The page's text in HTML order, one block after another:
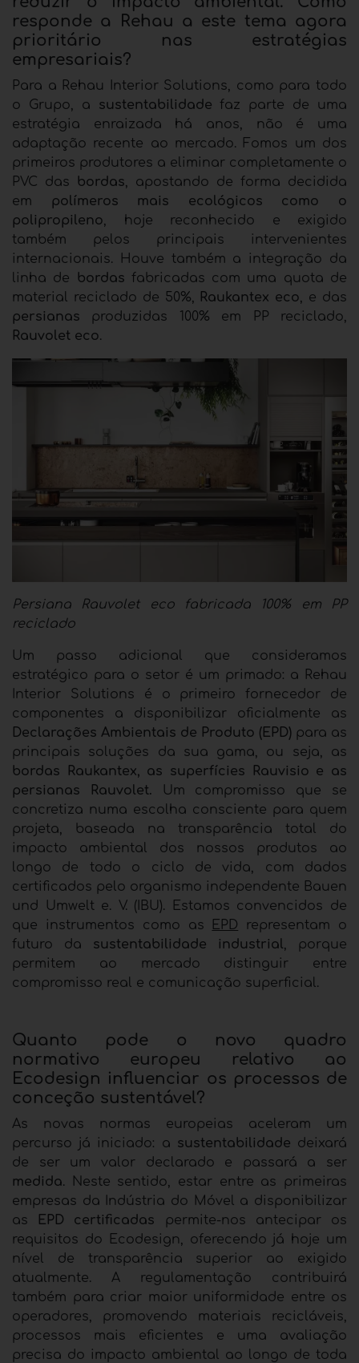
responde a Rehau a este tema agora
prioritário nas estratégias
empresariais?
Para a Rehau Interior Solutions, como para todo
o Grupo, a sustentabilidade faz parte de uma
estratégia enraizada há anos, não é uma
adaptação recente ao mercado. Fomos um dos
primeiros produtores a eliminar completamente o
PVC das bordas, apostando de forma decidida
em polímeros mais ecológicos como o
polipropileno, hoje reconhecido e exigido
também pelos principais intervenientes
internacionais. Houve também a integração da
linha de bordas fabricadas com uma quota de
material reciclado de 50%, Raukantex eco, e das
persianas produzidas 100% em PP reciclado,
Rauvolet eco.
Persiana Rauvolet eco fabricada 100% em PP
reciclado
Um passo adicional que consideramos
estratégico para o setor é um primado: a Rehau
Interior Solutions é o primeiro fornecedor de
componentes a disponibilizar oficialmente as
Declarações Ambientais de Produto (EPD) para as
principais soluções da sua gama, ou seja, as
bordas Raukantex, as superfícies Rauvisio e as
persianas Rauvolet. Um compromisso que se
concretiza numa escolha consciente para quem
projeta, baseada na transparência total do
impacto ambiental dos nossos produtos ao
longo de todo o ciclo de vida, com dados
certificados pelo organismo independente Bauen
und Umwelt e. V. (IBU). Estamos convencidos de
que instrumentos como as
EPD representam o
futuro da sustentabilidade industrial, porque
permitem ao mercado distinguir entre
compromisso real e comunicação superficial.
Quanto pode o novo quadro
normativo europeu relativo ao
Ecodesign influenciar os processos de
conceção sustentável?
As novas normas europeias aceleram um
percurso já iniciado: a sustentabilidade deixará
de ser um valor declarado e passará a ser
medida. Neste sentido, estar entre as primeiras
empresas da Indústria do Móvel a disponibilizar
as
EPD certificadas permite-nos antecipar os
requisitos do Ecodesign, oferecendo já hoje um
nível de transparência superior ao exigido
atualmente.
A regulamentação contribuirá
também para criar maior uniformidade entre os
operadores, promovendo materiais recicláveis,
processos mais eficientes e uma avaliação
precisa do impacto ambiental ao longo de toda